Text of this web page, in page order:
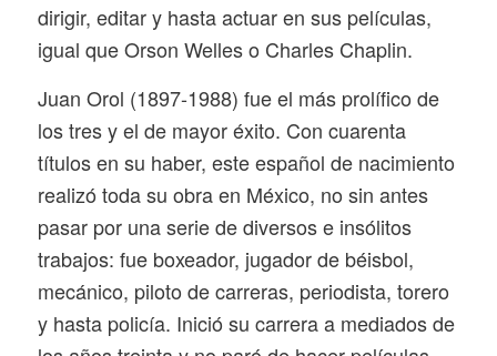
dirigir, editar y hasta actuar en sus películas,
igual que Orson Welles o Charles Chaplin.
Juan Orol (1897-1988) fue el más prolífico de
los tres y el de mayor éxito. Con cuarenta
títulos en su haber, este español de nacimiento
realizó toda su obra en México, no sin antes
pasar por una serie de diversos e insólitos
trabajos: fue boxeador, jugador de béisbol,
mecánico, piloto de carreras, periodista, torero
y hasta policía. Inició su carrera a mediados de